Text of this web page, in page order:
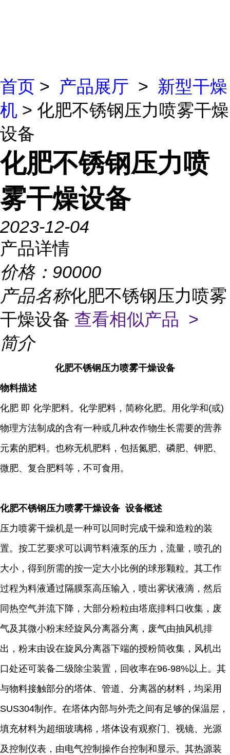
首页 > 产品展厅 > 新型干燥
机 > 化肥不锈钢压力喷雾干燥
设备
化肥不锈钢压力喷
雾干燥设备
2023-12-04
产品详情
价格： 90000
产品名称化肥不锈钢压力喷雾
干燥设备 查看相似产品 >
简介
化肥不锈钢压力喷雾干燥设备
物料描述
化肥 即 化学肥料。化学肥料，简称化肥。用化学和(或)
物理方法制成的含有一种或几种农作物生长需要的营养
元素的肥料。也称无机肥料，包括氮肥、磷肥、钾肥、
微肥、复合肥料等，不可食用。
化肥不锈钢压力喷雾干燥设备 设备概述
压力喷雾干燥机是一种可以同时完成干燥和造粒的装
置。按工艺要求可以调节料液泵的压力，流量，喷孔的
大小，得到所需的按一定大小比例的球形颗粒。其工作
过程为料液通过隔膜泵高压输入，喷出雾状液滴，然后
同热空气并流下降，大部分粉粒由塔底排料口收集，废
气及其微小粉末经旋风分离器分离，废气由抽风机排
出，粉末由设在旋风分离器下端的授粉筒收集，风机出
口处还可装备二级除尘装置，回收率在96-98%以上。其
与物料接触部分的塔体、管道、分离器的材料，均采用
SUS304制作。在塔体内部与外壳之间有足够的保温层，
填充材料为超细玻璃棉，塔体设有观察门、视镜、光源
及控制仪表，由电气控制操作台控制和显示。其热源装